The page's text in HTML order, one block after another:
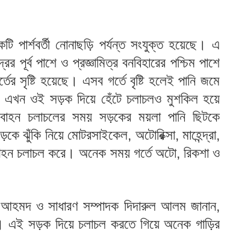
পার্শবর্তী নোনাছড়ি পর্যন্ত সংযুক্ত হয়েছে। এ
পূর্ব পাশে ও প্রজ্ঞামিত্র বনবিহারের পশ্চিম পাশে
সৃষ্টি হয়েছে। এসব গর্তে বৃষ্টি হলেই পানি জমে
এখন ওই সড়ক দিয়ে হেঁটে চলাচলও মুশকিল হয়ে
চলাচলের সময় সড়কের ময়লা পানি ছিটকে
ঝুঁকি নিয়ে মোটরসাইকেল, অটোরিক্সা, মাহেন্দ্রা,
চলাচল করে। অনেক সময় গর্তে অটো, রিকশা ও
আহমদ ও সাধারণ সম্পাদক দিদারুল আলম জানান,
এই সড়ক দিয়ে চলাচল করতে গিয়ে অনেক গাড়ির